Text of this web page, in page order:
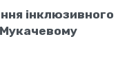
інклюзивного